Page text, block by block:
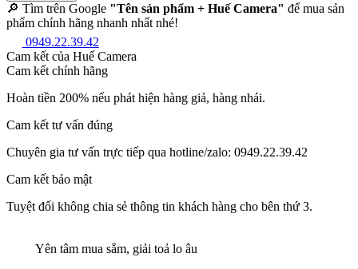
🔎 Tìm trên Google "Tên sản phẩm + Huế Camera" để mua sản
phẩm chính hãng nhanh nhất nhé!
0949.22.39.42
Cam kết của Huế Camera
Cam kết chính hãng
Hoàn tiền 200% nếu phát hiện hàng giả, hàng nhái.
Cam kết tư vấn đúng
Chuyên gia tư vấn trực tiếp qua hotline/zalo: 0949.22.39.42
Cam kết bảo mật
Tuyệt đối không chia sẻ thông tin khách hàng cho bên thứ 3.
Yên tâm mua sắm, giải toả lo âu